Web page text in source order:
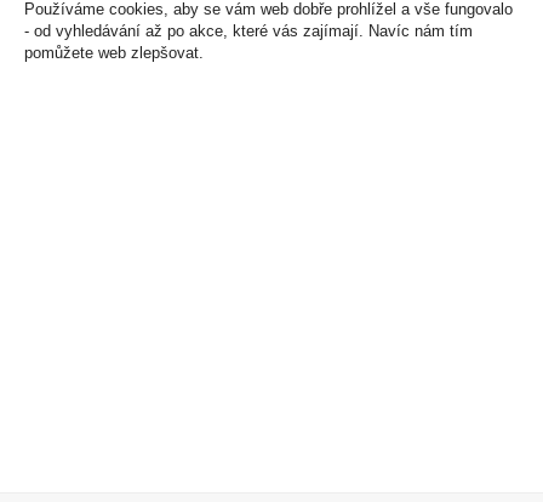
Používáme cookies, aby se vám web dobře prohlížel a vše fungovalo
- od vyhledávání až po akce, které vás zajímají. Navíc nám tím
pomůžete web zlepšovat.